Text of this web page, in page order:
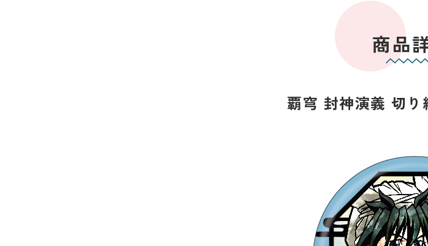
商品
覇穹 封神演義 切り